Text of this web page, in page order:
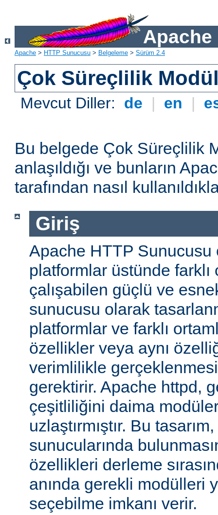
Apache
Apache > HTTP Sunucusu > Belgeleme > Sürüm 2.4
Çok Süreçlilik
Mevcut Diller: de | en |
Bu belgede Çok Süreçlilik
anlaşıldığı ve bunların
tarafından nasıl
Giriş
Apache HTTP Sunucusu
platformlar üstünde farklı
çalışabilen güçlü ve
sunucusu olarak
platformlar ve farklı
özellikler veya aynı
verimlilikle
gerektirir. Apache httpd,
çeşitliliğini daima
uzlaştırmıştır. Bu
sunucularında
özellikleri derleme
anında gerekli modülleri
seçebilme imkanı verir.